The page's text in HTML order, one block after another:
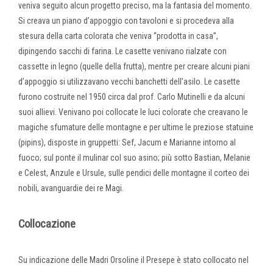
veniva seguito alcun progetto preciso, ma la fantasia del momento.
Si creava un piano d’appoggio con tavoloni e si procedeva alla
stesura della carta colorata che veniva “prodotta in casa”,
dipingendo sacchi di farina. Le casette venivano rialzate con
cassette in legno (quelle della frutta), mentre per creare alcuni piani
d’appoggio si utilizzavano vecchi banchetti dell’asilo. Le casette
furono costruite nel 1950 circa dal prof. Carlo Mutinelli e da alcuni
suoi allievi. Venivano poi collocate le luci colorate che creavano le
magiche sfumature delle montagne e per ultime le preziose statuine
(pipins), disposte in gruppetti: Sef, Jacum e Marianne intorno al
fuoco; sul ponte il mulinar col suo asino; più sotto Bastian, Melanie
e Celest, Anzule e Ursule, sulle pendici delle montagne il corteo dei
nobili, avanguardie dei re Magi.
Collocazione
Su indicazione delle Madri Orsoline il Presepe è stato collocato nel